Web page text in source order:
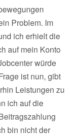
Problem. Im
ich erhielt die
auf mein Konto
würde
ist nun, gibt
Leistungen zu
ich auf die
bin nicht der